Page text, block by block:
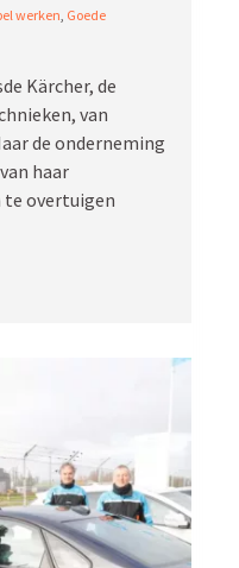
werken Goede
Kärcher, de
van
de onder­neming
haar
te overtuigen